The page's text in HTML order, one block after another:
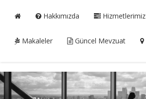
Hakkımızda Hizmetlerimiz
Makaleler Güncel Mevzuat